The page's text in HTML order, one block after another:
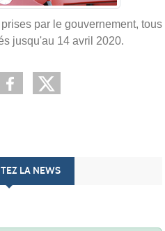
par le gouvernement, tous
jusqu'au 14 avril 2020.
LA NEWS